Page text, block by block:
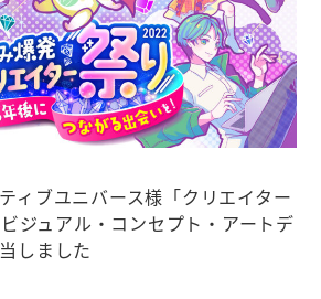
ィブユニバース様「クリエイター
ジュアル・コンセプト・アートデ
しました